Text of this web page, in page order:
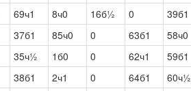
69ч1 8ч0 16б½ 0 39б1
37б1 85ч0 0 63б1 58ч0
35ч½ 1б0 0 62ч1 59б1
38б1 2ч1 0 64б1 60ч½